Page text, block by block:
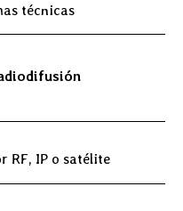
técnicas
RF, IP o satélite